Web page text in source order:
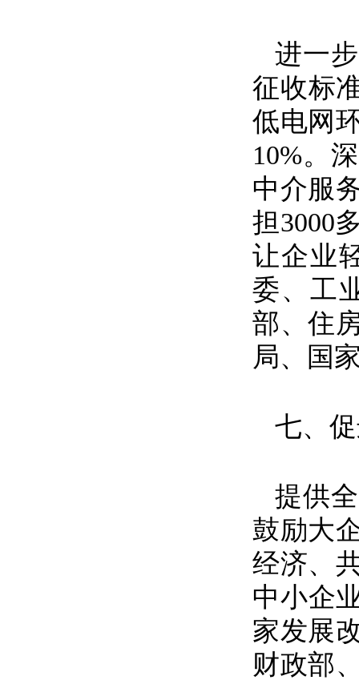
进一
征收标
低电网
10%。
中介服
担3000
让企业
委、工
部、住
局、国
七、
提供
鼓励大
经济、
中小企
家发展
财政部